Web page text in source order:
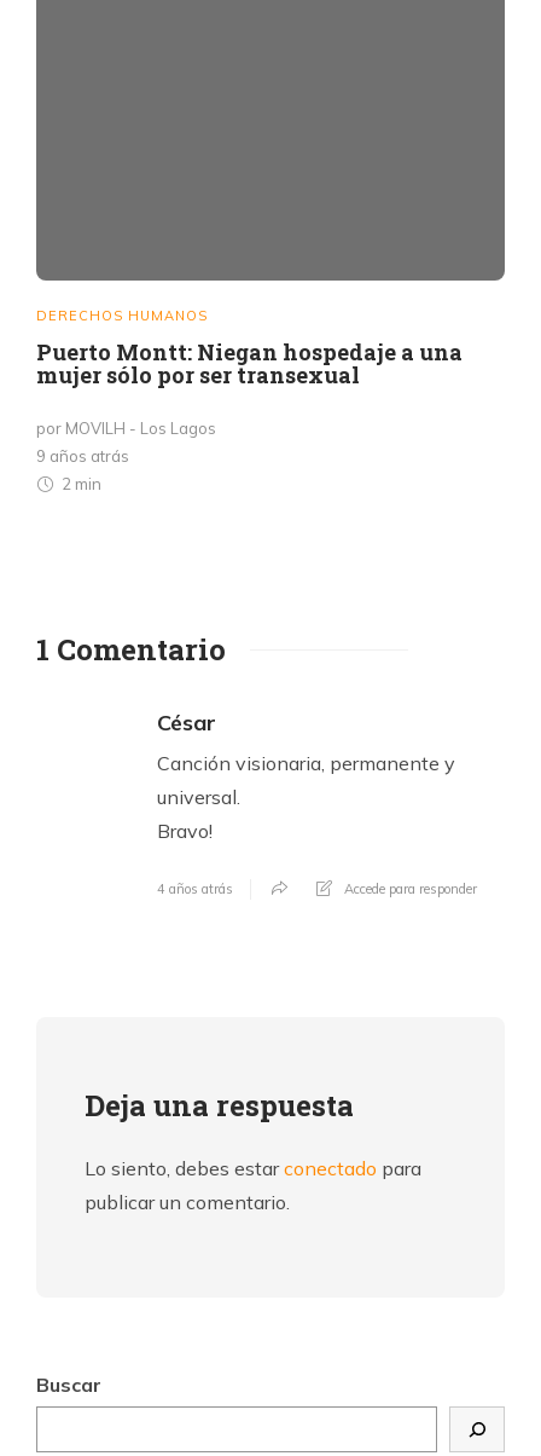
DERECHOS HUMANOS
Puerto Montt: Niegan hospedaje a una
mujer sólo por ser transexual
por MOVILH - Los Lagos
9 años atrás
2 min
1 Comentario
César
Canción visionaria, permanente y
universal.
Bravo!
4 años atrás Accede para responder
Deja una respuesta
Lo siento, debes estarconectado para
publicar un comentario.
Buscar